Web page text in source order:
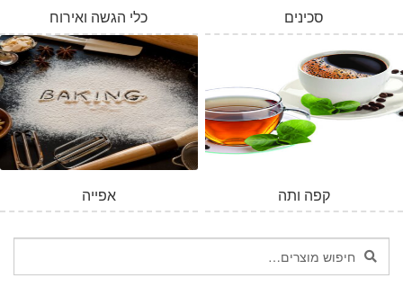
כלי הגשה ואירוח סכינים
אפייה קפה ותה
חיפוש
עבור:
חיפוש